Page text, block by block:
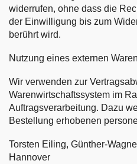
widerrufen, ohne dass die
der Einwilligung bis zum
berührt wird.
Nutzung eines externen
Wir verwenden zur
Warenwirtschaftssystem im
Auftragsverarbeitung. Dazu
Bestellung erhobenen
Torsten Eiling, Günther-
Hannover